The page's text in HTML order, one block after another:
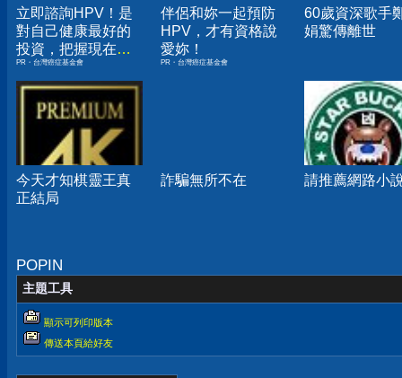
立即諮詢HPV！是
對自己健康最好的
投資，把握現在不
嫌晚！
PR・台灣癌症基金會
伴侶和妳一起預防
HPV，才有資格說
愛妳！
PR・台灣癌症基金會
60歲資深歌手
娟驚傳離世
今天才知棋靈王真
正結局
詐騙無所不在 請推薦網路小
POPIN
主題工具
顯示可列印版本
傳送本頁給好友